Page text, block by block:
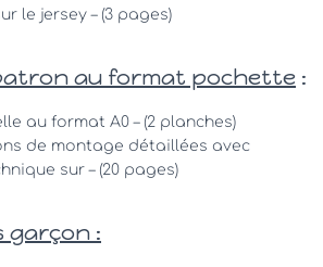
le jersey – (3 pages)
au format pochette :
au format A0 – (2 planches)
de montage détaillées avec
sur – (20 pages)
garçon :